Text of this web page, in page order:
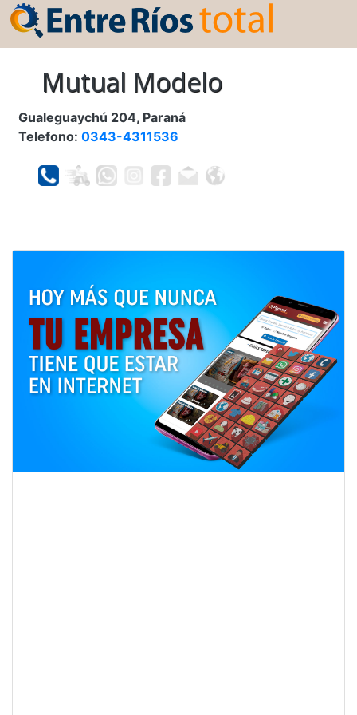
Mutual Modelo
Gualeguaychú 204, Paraná
Telefono: 0343-4311536